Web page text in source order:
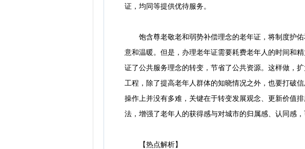
证，均同等提供优待服务。
饱含尊老敬老和弱势补偿理念的老年证，将制度护佑
意和温暖。但是，办理老年证需要耗费老年人的时间和
证了公共服务理念的转变，节省了公共资源。这样做，
工程，除了提高老年人群体的知晓情况之外，也要打破
操作上并没有多难，关键在于转变发展观念、更新价值
法，增强了老年人的获得感与对城市的归属感、认同感，
【热点解析】